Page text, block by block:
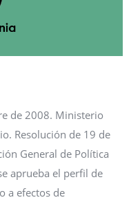
de 2008. Ministerio
Resolución de 19 de
General de Política
aprueba el perfil de
a efectos de